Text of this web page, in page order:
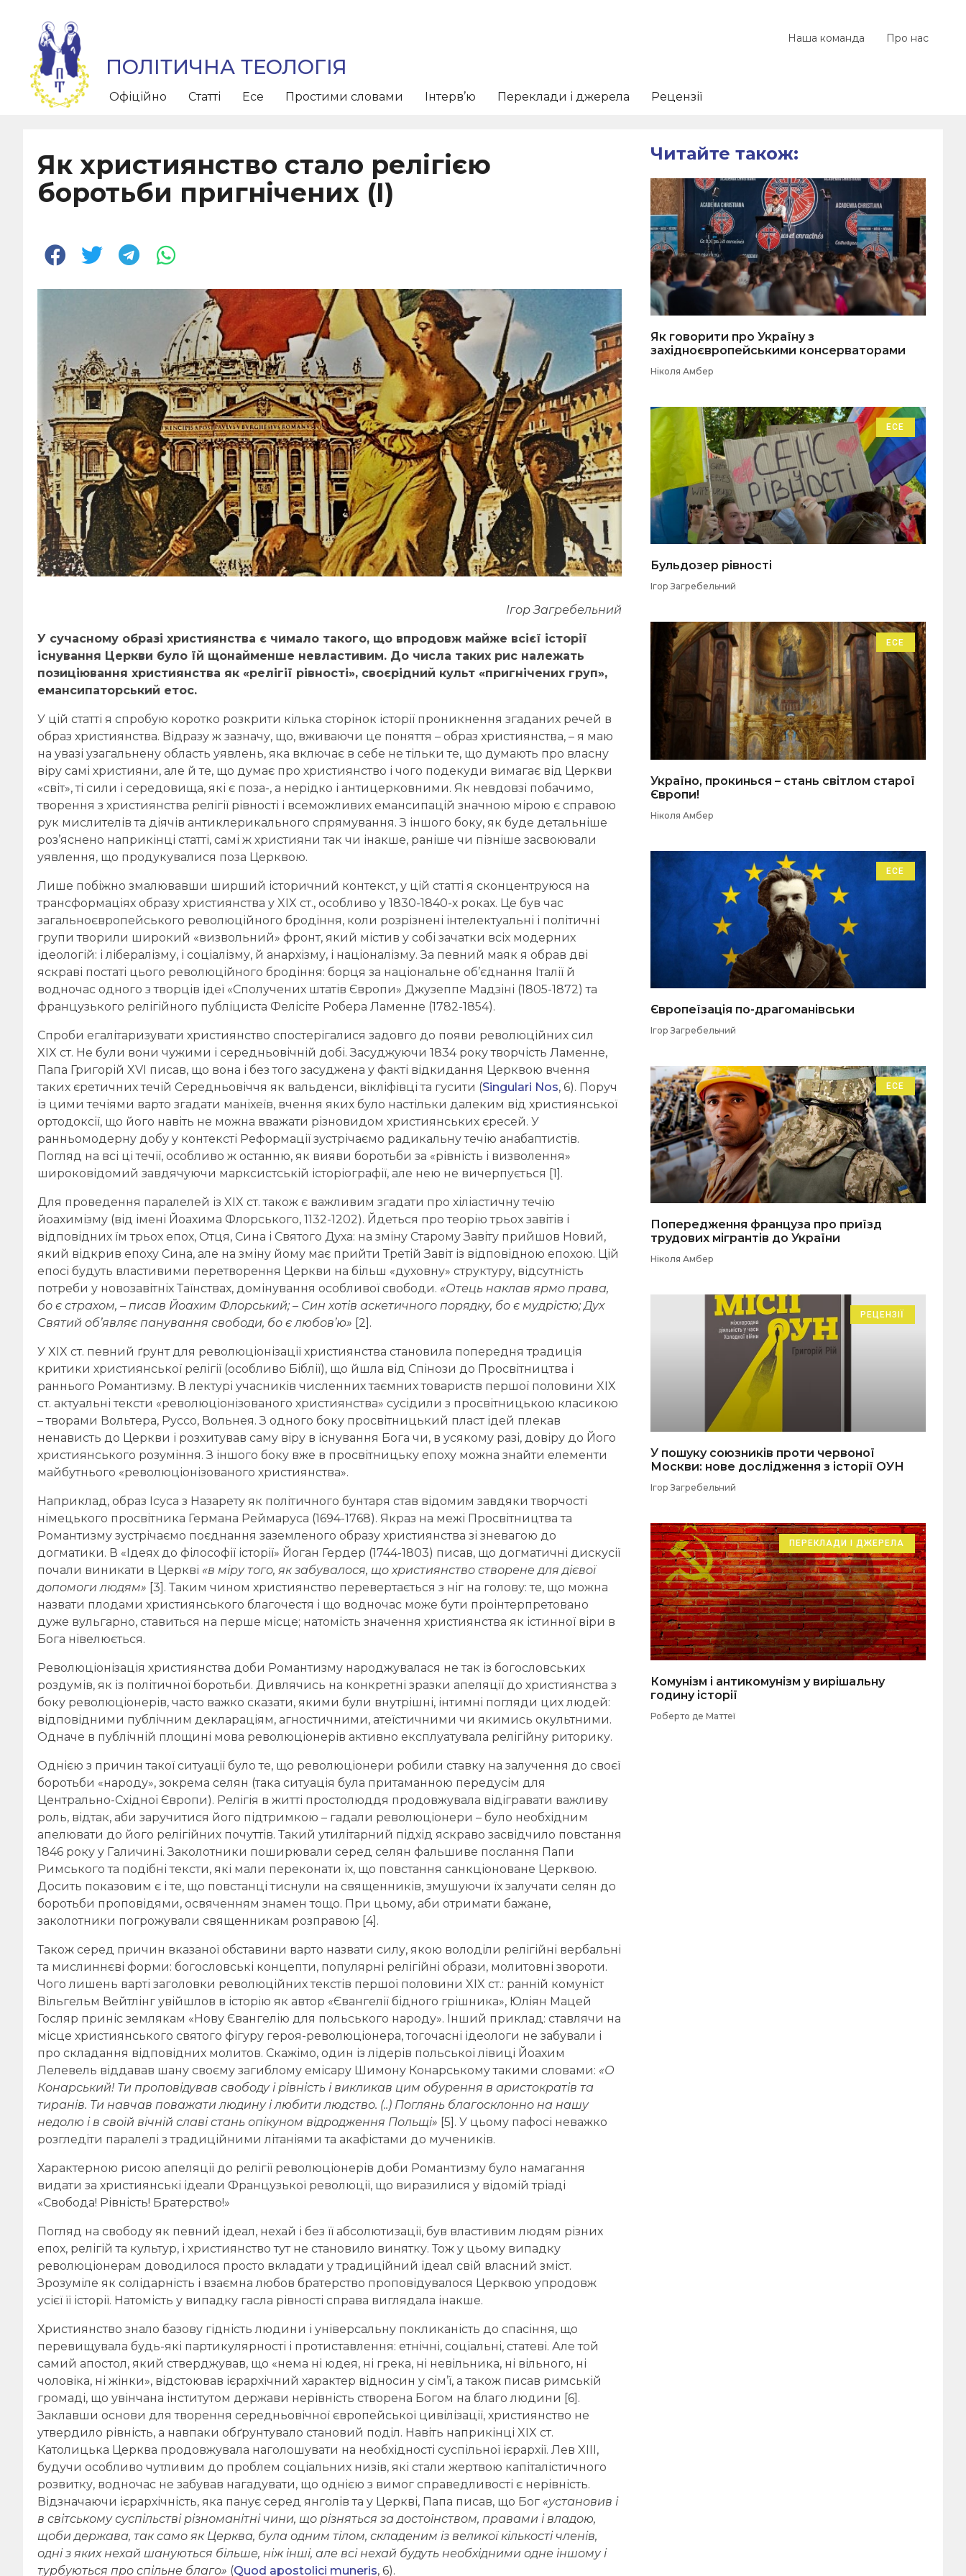
Наша команда Про нас
ПОЛІТИЧНА ТЕОЛОГІЯ
Офіційно Статті Есе Простими словами Інтерв’ю Переклади і джерела Рецензії
Як християнство стало релігією
боротьби пригнічених (I)
Ігор Загребельний
У сучасному образі християнства є чимало такого, що впродовж майже всієї історії
існування Церкви було їй щонайменше невластивим. До числа таких рис належать
позиціювання християнства як «релігії рівності», своєрідний культ «пригнічених груп»,
емансипаторський етос.
У цій статті я спробую коротко розкрити кілька сторінок історії проникнення згаданих речей в
образ християнства. Відразу ж зазначу, що, вживаючи це поняття – образ християнства, – я маю
на увазі узагальнену область уявлень, яка включає в себе не тільки те, що думають про власну
віру самі християни, але й те, що думає про християнство і чого подекуди вимагає від Церкви
«світ», ті сили і середовища, які є поза-, а нерідко і антицерковними. Як невдовзі побачимо,
творення з християнства релігії рівності і всеможливих емансипацій значною мірою є справою
рук мислителів та діячів антиклерикального спрямування. З іншого боку, як буде детальніше
роз’яснено наприкінці статті, самі ж християни так чи інакше, раніше чи пізніше засвоювали
уявлення, що продукувалися поза Церквою.
Лише побіжно змалювавши ширший історичний контекст, у цій статті я сконцентруюся на
трансформаціях образу християнства у XIX ст., особливо у 1830-1840-х роках. Це був час
загальноєвропейського революційного бродіння, коли розрізнені інтелектуальні і політичні
групи творили широкий «визвольний» фронт, який містив у собі зачатки всіх модерних
ідеологій: і лібералізму, і соціалізму, й анархізму, і націоналізму. За певний маяк я обрав дві
яскраві постаті цього революційного бродіння: борця за національне об’єднання Італії й
водночас одного з творців ідеї «Сполучених штатів Європи» Джузеппе Мадзіні (1805-1872) та
французького релігійного публіциста Фелісіте Робера Ламенне (1782-1854).
Спроби егалітаризувати християнство спостерігалися задовго до появи революційних сил
XIX ст. Не були вони чужими і середньовічній добі. Засуджуючи 1834 року творчість Ламенне,
Папа Григорій XVI писав, що вона і без того засуджена у факті відкидання Церквою вчення
таких єретичних течій Середньовіччя як вальденси, вікліфівці та гусити (Singulari Nos, 6). Поруч
із цими течіями варто згадати маніхеїв, вчення яких було настільки далеким від християнської
ортодоксії, що його навіть не можна вважати різновидом християнських єресей. У
ранньомодерну добу у контексті Реформації зустрічаємо радикальну течію анабаптистів.
Погляд на всі ці течії, особливо ж останню, як вияви боротьби за «рівність і визволення»
широковідомий завдячуючи марксистській історіографії, але нею не вичерпується [1].
Для проведення паралелей із XIX ст. також є важливим згадати про хіліастичну течію
йоахимізму (від імені Йоахима Флорського, 1132-1202). Йдеться про теорію трьох завітів і
відповідних їм трьох епох, Отця, Сина і Святого Духа: на зміну Старому Завіту прийшов Новий,
який відкрив епоху Сина, але на зміну йому має прийти Третій Завіт із відповідною епохою. Цій
епосі будуть властивими перетворення Церкви на більш «духовну» структуру, відсутність
потреби у новозавітніх Таїнствах, домінування особливої свободи. «Отець наклав ярмо права,
бо є страхом, – писав Йоахим Флорський; – Син хотів аскетичного порядку, бо є мудрістю; Дух
Святий об’являє панування свободи, бо є любов’ю» [2].
У XIX ст. певний ґрунт для революціонізації християнства становила попередня традиція
критики християнської релігії (особливо Біблії), що йшла від Спінози до Просвітництва і
раннього Романтизму. В лектурі учасників численних таємних товариств першої половини XIX
ст. актуальні тексти «революціонізованого християнства» сусідили з просвітницькою класикою
– творами Вольтера, Руссо, Вольнея. З одного боку просвітницький пласт ідей плекав
ненависть до Церкви і розхитував саму віру в існування Бога чи, в усякому разі, довіру до Його
християнського розуміння. З іншого боку вже в просвітницьку епоху можна знайти елементи
майбутнього «революціонізованого християнства».
Наприклад, образ Ісуса з Назарету як політичного бунтаря став відомим завдяки творчості
німецького просвітника Германа Реймаруса (1694-1768). Якраз на межі Просвітництва та
Романтизму зустрічаємо поєднання заземленого образу християнства зі зневагою до
догматики. В «Ідеях до філософії історії» Йоган Гердер (1744-1803) писав, що догматичні дискусії
почали виникати в Церкві «в міру того, як забувалося, що християнство створене для дієвої
допомоги людям» [3]. Таким чином християнство перевертається з ніг на голову: те, що можна
назвати плодами християнського благочестя і що водночас може бути проінтерпретовано
дуже вульгарно, ставиться на перше місце; натомість значення християнства як істинної віри в
Бога нівелюється.
Революціонізація християнства доби Романтизму народжувалася не так із богословських
роздумів, як із політичної боротьби. Дивлячись на конкретні зразки апеляції до християнства з
боку революціонерів, часто важко сказати, якими були внутрішні, інтимні погляди цих людей:
відповідними публічним деклараціям, агностичними, атеїстичними чи якимись окультними.
Одначе в публічній площині мова революціонерів активно експлуатувала релігійну риторику.
Однією з причин такої ситуації було те, що революціонери робили ставку на залучення до своєї
боротьби «народу», зокрема селян (така ситуація була притаманною передусім для
Центрально-Східної Європи). Релігія в житті простолюддя продовжувала відігравати важливу
роль, відтак, аби заручитися його підтримкою – гадали революціонери – було необхідним
апелювати до його релігійних почуттів. Такий утилітарний підхід яскраво засвідчило повстання
1846 року у Галичині. Заколотники поширювали серед селян фальшиве послання Папи
Римського та подібні тексти, які мали переконати їх, що повстання санкціоноване Церквою.
Досить показовим є і те, що повстанці тиснули на священників, змушуючи їх залучати селян до
боротьби проповідями, освяченням знамен тощо. При цьому, аби отримати бажане,
заколотники погрожували священникам розправою [4].
Також серед причин вказаної обставини варто назвати силу, якою володіли релігійні вербальні
та мислиннєві форми: богословські концепти, популярні релігійні образи, молитовні звороти.
Чого лишень варті заголовки революційних текстів першої половини XIX ст.: ранній комуніст
Вільгельм Вейтлінг увійшлов в історію як автор «Євангелії бідного грішника», Юліян Мацей
Госляр приніс землякам «Нову Євангелію для польського народу». Інший приклад: ставлячи на
місце християнського святого фігуру героя-революціонера, тогочасні ідеологи не забували і
про складання відповідних молитов. Скажімо, один із лідерів польської лівиці Йоахим
Лелевель віддавав шану своєму загиблому емісару Шимону Конарському такими словами: «О
Конарський! Ти проповідував свободу і рівність і викликав цим обурення в аристократів та
тиранів. Ти навчав поважати людину і любити людство. (..) Поглянь благосклонно на нашу
недолю і в своїй вічній славі стань опікуном відродження Польщі» [5]. У цьому пафосі неважко
розгледіти паралелі з традиційними літаніями та акафістами до мучеників.
Характерною рисою апеляції до релігії революціонерів доби Романтизму було намагання
видати за християнські ідеали Французької революції, що виразилися у відомій тріаді
«Свобода! Рівність! Братерство!»
Погляд на свободу як певний ідеал, нехай і без її абсолютизації, був властивим людям різних
епох, релігій та культур, і християнство тут не становило винятку. Тож у цьому випадку
революціонерам доводилося просто вкладати у традиційний ідеал свій власний зміст.
Зрозуміле як солідарність і взаємна любов братерство проповідувалося Церквою упродовж
усієї її історії. Натомість у випадку гасла рівності справа виглядала інакше.
Християнство знало базову гідність людини і універсальну покликаність до спасіння, що
перевищувала будь-які партикулярності і протиставлення: етнічні, соціальні, статеві. Але той
самий апостол, який стверджував, що «нема ні юдея, ні грека, ні невільника, ні вільного, ні
чоловіка, ні жінки», відстоював ієрархічний характер відносин у сім’ї, а також писав римській
громаді, що увінчана інститутом держави нерівність створена Богом на благо людини [6].
Заклавши основи для творення середньовічної європейської цивілізації, християнство не
утвердило рівність, а навпаки обґрунтувало становий поділ. Навіть наприкінці XIX ст.
Католицька Церква продовжувала наголошувати на необхідності суспільної ієрархії. Лев XIII,
будучи особливо чутливим до проблем соціальних низів, які стали жертвою капіталістичного
розвитку, водночас не забував нагадувати, що однією з вимог справедливості є нерівність.
Відзначаючи ієрархічність, яка панує серед янголів та у Церкві, Папа писав, що Бог «установив і
в світському суспільстві різноманітні чини, що різняться за достоїнством, правами і владою,
щоби держава, так само як Церква, була одним тілом, складеним із великої кількості членів,
одні з яких нехай шануються більше, ніж інші, але всі нехай будуть необхідними одне іншому і
турбуються про спільне благо» (Quod apostolici muneris, 6).
Читайте також:
Як говорити про Україну з
західноєвропейськими консерваторами
Ніколя Амбер
ЕСЕ
Бульдозер рівності
Ігор Загребельний
ЕСЕ
Україно, прокинься – стань світлом старої
Європи!
Ніколя Амбер
ЕСЕ
Європеїзація по-драгоманівськи
Ігор Загребельний
ЕСЕ
Попередження француза про приїзд
трудових мігрантів до України
Ніколя Амбер
РЕЦЕНЗІЇ
У пошуку союзників проти червоної
Москви: нове дослідження з історії ОУН
Ігор Загребельний
ПЕРЕКЛАДИ І ДЖЕРЕЛА
Комунізм і антикомунізм у вирішальну
годину історії
Роберто де Маттеї